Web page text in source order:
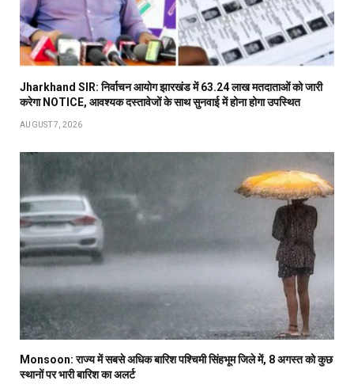
Jharkhand SIR: निर्वाचन आयोग झारखंड में 63.24 लाख मतदाताओं को जारी
करेगा NOTICE, आवश्यक दस्तावेजों के साथ सुनवाई में होना होगा उपस्थित
AUGUST 7, 2026
Monsoon: राज्य में सबसे अधिक बारिश पश्चिमी सिंहभूम जिले में, 8 अगस्त को कुछ
स्थानों पर भारी बारिश का अलर्ट